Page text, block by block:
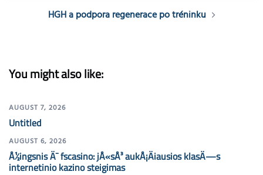
HGH a podpora regenerace po tréninku
You might also like:
AUGUST 7, 2026
Untitled
AUGUST 6, 2026
Å½ingsnis Ä¯ fscasino: jÅ«sÅ³ aukÅ¡Äiausios klasÄ—s
internetinio kazino steigimas